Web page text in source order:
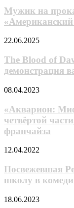
покус
2»
прокат
Джон
Бернтал
тизере
«Американский
жиголо»
Мужик на
The
of
Dawnwalker
—
минутная
вампирского
«Ведьмака»
22.06.2025
The Blood of
демонстрация
«Акварион:
об
эмоциях»
—
анонс
тизер
части,
казалось
забытого
08.04.2023
«Акварион:
четвёртой
франчайза
Посвежевшая
Уилсон
возвращается
в
в
12.04.2022
Посвежевшая
школу в
«Задача
18.06.2023